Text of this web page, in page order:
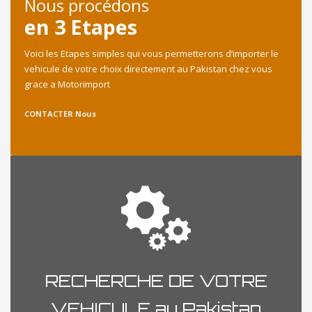
Nous procédons
en 3 Etapes
Voici les Etapes simples qui vous permetterons d’importer le
vehicule de votre choix directement au Pakistan chez vous
grace a Motorimport
CONTACTER Nous
RECHERCHE DE VOTRE